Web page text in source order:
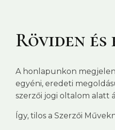
Röviden
A honlapunkon
egyéni, eredeti
szerzői jogi oltalom alatt
Így, tilos a Szerzői